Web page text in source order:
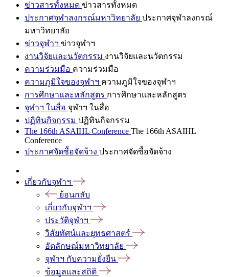
ข่าวสารทั้งหมด ข่าวสารทั้งหมด
ประกาศจุฬาลงกรณ์มหาวิทยาลัย ประกาศจุฬาลงกรณ์
มหาวิทยาลัย
ข่าวจุฬาฯ ข่าวจุฬาฯ
งานวิจัยและนวัตกรรม งานวิจัยและนวัตกรรม
ความร่วมมือ ความร่วมมือ
ความภูมิใจของจุฬาฯ ความภูมิใจของจุฬาฯ
การศึกษาและหลักสูตร การศึกษาและหลักสูตร
จุฬาฯ ในสื่อ จุฬาฯ ในสื่อ
ปฏิทินกิจกรรม ปฏิทินกิจกรรม
The 166th ASAIHL Conference The 166th ASAIHL
Conference
ประกาศจัดซื้อจัดจ้าง ประกาศจัดซื้อจัดจ้าง
เกี่ยวกับจุฬาฯ
ย้อนกลับ
เกี่ยวกับจุฬาฯ
ประวัติจุฬาฯ
วิสัยทัศน์และยุทธศาสตร์
อัตลักษณ์มหาวิทยาลัย
จุฬาฯ กับความยั่งยืน
ข้อมูลและสถิติ